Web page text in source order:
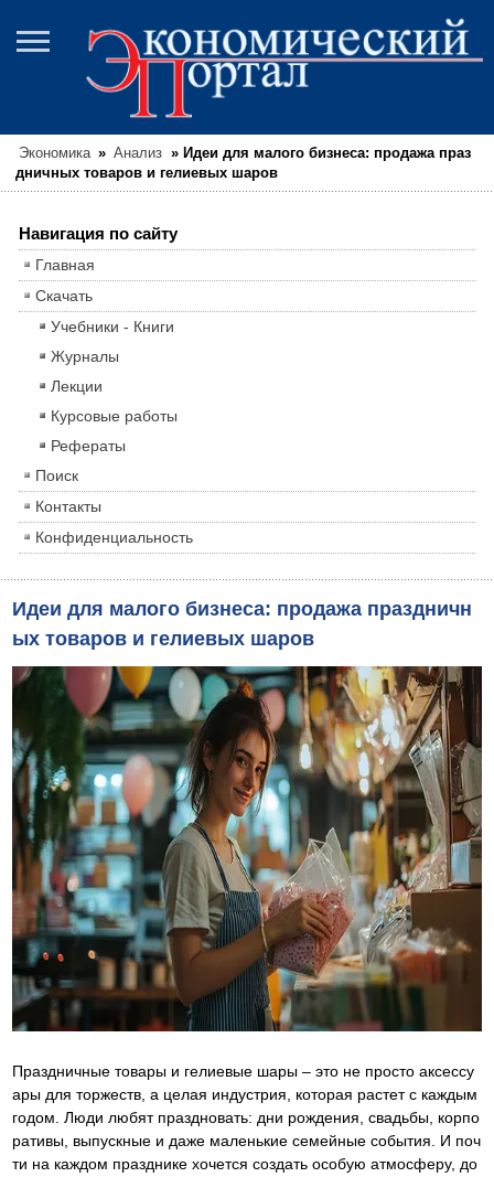
Экономика » Анализ » Идеи для малого бизнеса: продажа праз
дничных товаров и гелиевых шаров
Навигация по сайту
Главная
Скачать
Учебники - Книги
Журналы
Лекции
Курсовые работы
Рефераты
Поиск
Контакты
Конфиденциальность
Идеи для малого бизнеса: продажа праздничн
ых товаров и гелиевых шаров
Праздничные товары и гелиевые шары – это не просто аксессу
ары для торжеств, а целая индустрия, которая растет с каждым
годом. Люди любят праздновать: дни рождения, свадьбы, корпо
ративы, выпускные и даже маленькие семейные события. И поч
ти на каждом празднике хочется создать особую атмосферу, до